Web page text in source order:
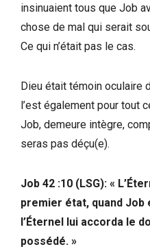
insinuaient tous que Job
chose de mal qui serait
Ce qui n’était pas le cas.
Dieu était témoin oculaire
l’est également pour tout
Job, demeure intègre,
seras pas déçu(e).
Job 42 :10 (LSG): «
premier état, quand Job
l’Éternel lui accorda le
possédé. »